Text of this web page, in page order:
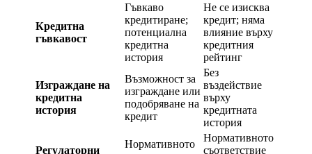
Кредитна
гъвкавост
Гъвкаво
кредитиране;
потенциална
кредитна
история
Не се изисква
кредит; няма
влияние върху
кредитния
рейтинг
Изграждане на
кредитна
история
Възможност за
изграждане или
подобряване на
кредит
Без
въздействие
върху
кредитната
история
Регулаторни
Нормативното
Нормативното
съответствие